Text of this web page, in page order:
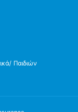
Παιδιών